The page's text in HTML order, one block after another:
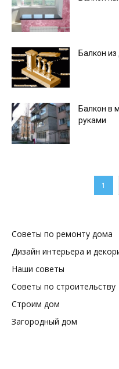
Балкон
Балкон в
руками
1
Советы по ремонту дома
Дизайн интерьера и
Наши советы
Советы по строительству
Строим дом
Загородный дом